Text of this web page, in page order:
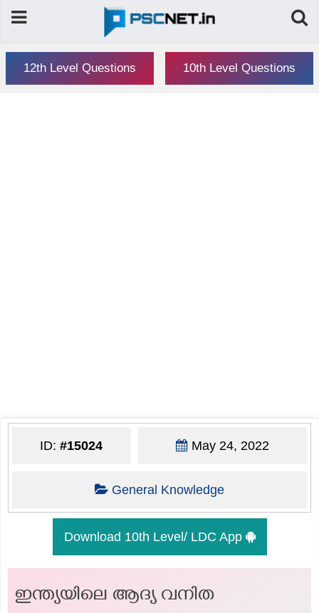
12th Level Questions 10th Level Questions
ID:#15024 May 24, 2022
General Knowledge
Download 10th Level/ LDC App
ഇന്ത്യയിലെ ആദ്യ വനിത